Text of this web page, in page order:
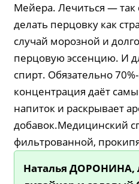
Мейера. Лечиться —
делать перцовку как
случай морозной и
перцовую эссенцию. И
спирт. Обязательно
концентрация даёт
напиток и раскрывает
добавок.Медицинский
фильтрованной,
Наталья ДОРОНИНА,